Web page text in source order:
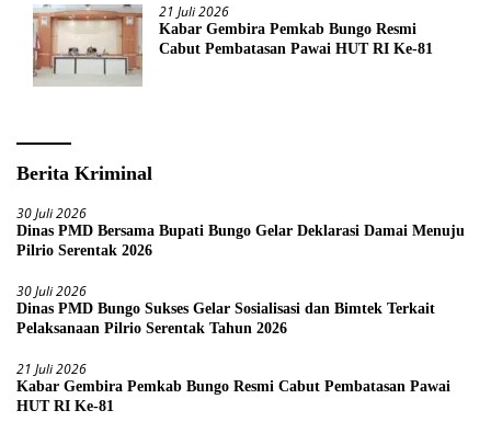
21 Juli 2026
Kabar Gembira Pemkab Bungo Resmi
Cabut Pembatasan Pawai HUT RI Ke-81
Berita Kriminal
30 Juli 2026
Dinas PMD Bersama Bupati Bungo Gelar Deklarasi Damai Menuju
Pilrio Serentak 2026
30 Juli 2026
Dinas PMD Bungo Sukses Gelar Sosialisasi dan Bimtek Terkait
Pelaksanaan Pilrio Serentak Tahun 2026
21 Juli 2026
Kabar Gembira Pemkab Bungo Resmi Cabut Pembatasan Pawai
HUT RI Ke-81